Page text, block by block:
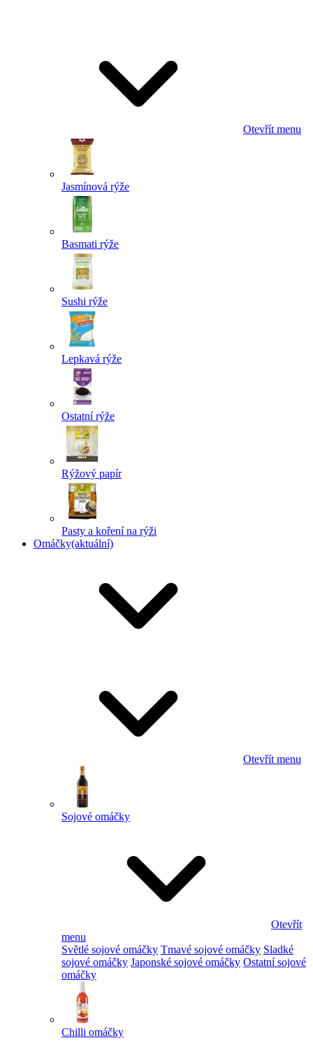
Otevřít menu
Jasmínová rýže
Basmati rýže
Sushi rýže
Lepkavá rýže
Ostatní rýže
Rýžový papír
Pasty a koření na rýži
Omáčky(aktuální)
Otevřít menu
Sojové omáčky
Otevřít
menu
Světlé sojové omáčky Tmavé sojové omáčky Sladké
sojové omáčky Japonské sojové omáčky Ostatní sojové
omáčky
Chilli omáčky